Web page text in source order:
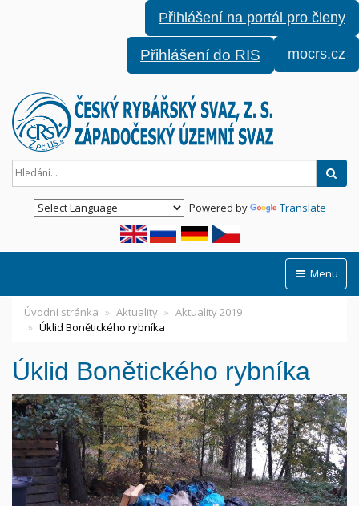
Přihlášení na portál pro členy
Přihlášení do RIS mocrs.cz
Powered by Translate
Menu
Úvodní stránka Aktuality
Aktuality 2019
Úklid Bonětického rybníka
Úklid Bonětického rybníka